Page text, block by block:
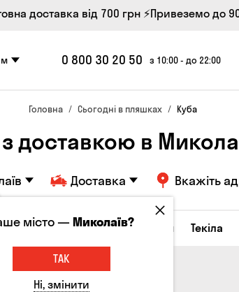
доставка від 700 грн ⚡Привеземо до
0 800 30 20 50 з 10:00 - до 22:00
Головна Сьогодні в пляшках Куба
доставкою в
Доставка Вкажіть
Коньяки та бренді Джин Текіла
місто —Миколаїв?
ТАК
Ні, змінити